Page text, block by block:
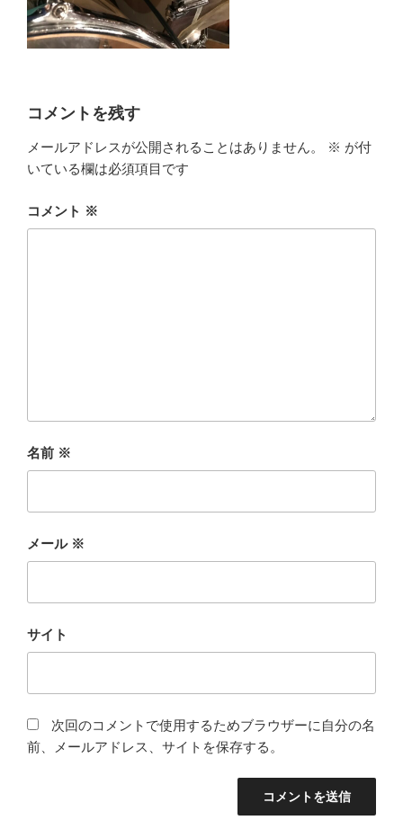
コメントを残す
メールアドレスが公開されることはありません。 ※ が付
いている欄は必須項目です
コメント ※
名前 ※
メール ※
サイト
次回のコメントで使用するためブラウザーに自分の名
前、メールアドレス、サイトを保存する。